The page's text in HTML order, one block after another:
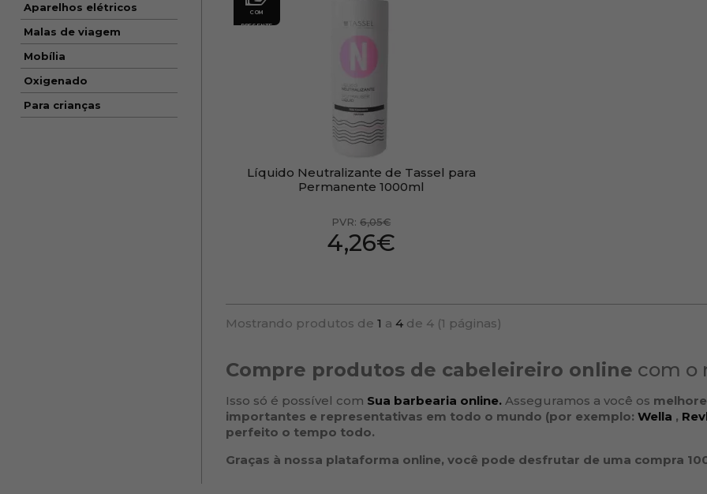
Aparelhos elétricos
Malas de viagem
Mobília
Oxigenado
Para crianças
COM
PRESENTE
Líquido Neutralizante de Tassel para
Permanente 1000ml
PVR:6,05€
4,26€
Mostrando produtos de 1 a 4de 4 (1 páginas)
Compre produtos de cabeleireiro online com o
Isso só é possível com Sua barbearia online.Asseguramos a você os
importantes e representativas em todo o mundo (por exemplo: Wella ,
perfeito o tempo todo.
Graças à nossa plataforma online, você pode desfrutar de uma compra